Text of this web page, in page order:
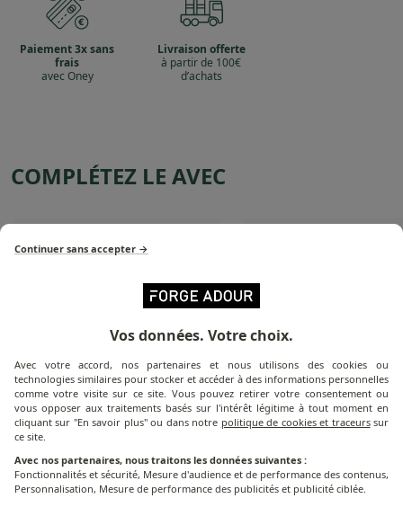
Paiement 3x sans
frais
avec Oney
Livraison offerte
à partir de 100€
d’achats
COMPLÉTEZ LE AVEC
Modern
Continuer sans accepter →
Vos données. Votre choix.
Avec votre accord, nos partenaires et nous utilisons des cookies ou
technologies similaires pour stocker et accéder à des informations personnelles
comme votre visite sur ce site. Vous pouvez retirer votre consentement ou
vous opposer aux traitements basés sur l'intérêt légitime à tout moment en
cliquant sur "En savoir plus" ou dans notre politique de cookies et traceurssur
ce site.
Avec nos partenaires, nous traitons les données suivantes :
Fonctionnalités et sécurité, Mesure d'audience et de performance des contenus,
Personnalisation, Mesure de performance des publicités et publicité ciblée.